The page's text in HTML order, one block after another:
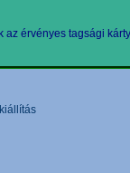
érvényes tagsági